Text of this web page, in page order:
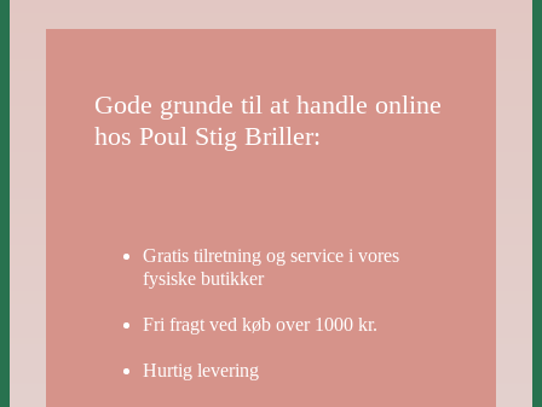
Gode grunde til at handle online
hos Poul Stig Briller:
Gratis tilretning og service i vores
fysiske butikker
Fri fragt ved køb over 1000 kr.
Hurtig levering